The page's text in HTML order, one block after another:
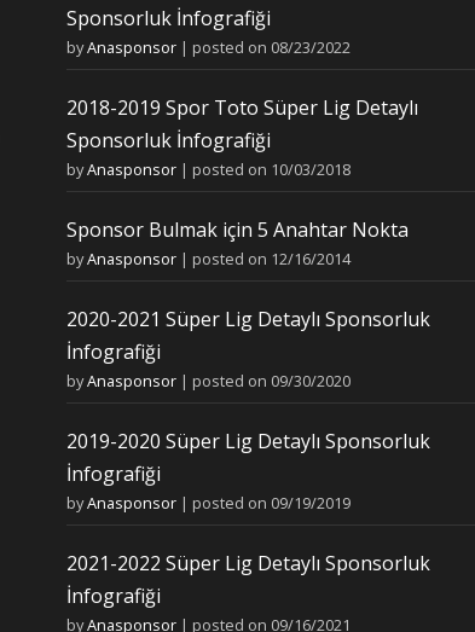
Sponsorluk İnfografiği
byAnasponsor | posted on 08/23/2022
2018-2019 Spor Toto Süper Lig Detaylı
Sponsorluk İnfografiği
byAnasponsor | posted on 10/03/2018
Sponsor Bulmak için 5 Anahtar Nokta
byAnasponsor | posted on 12/16/2014
2020-2021 Süper Lig Detaylı Sponsorluk
İnfografiği
byAnasponsor | posted on 09/30/2020
2019-2020 Süper Lig Detaylı Sponsorluk
İnfografiği
byAnasponsor | posted on 09/19/2019
2021-2022 Süper Lig Detaylı Sponsorluk
İnfografiği
byAnasponsor | posted on 09/16/2021